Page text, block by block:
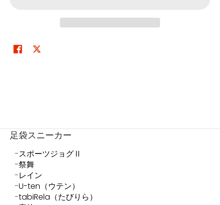
足袋スニーカー
スポーツジョグⅡ
祭舞
レイン
U-ten（ウテン）
tabiRela（たびりら）